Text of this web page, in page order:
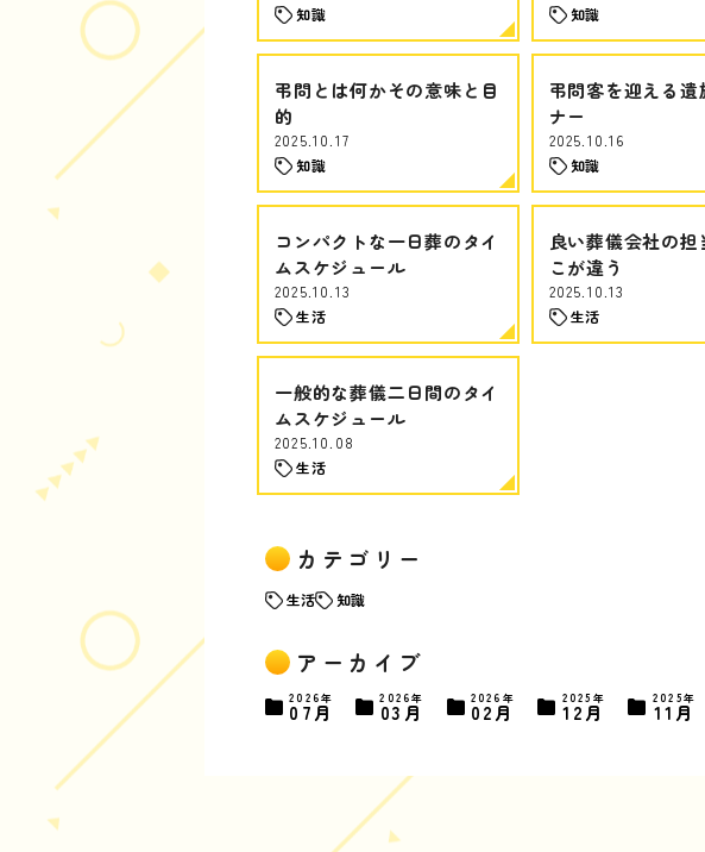
知識
知識
弔問とは何かその意味と目
的
2025.10.17
知識
弔問客を迎える遺
ナー
2025.10.16
知識
コンパクトな一日葬のタイ
ムスケジュール
2025.10.13
生活
良い葬儀会社の担
こが違う
2025.10.13
生活
一般的な葬儀二日間のタイ
ムスケジュール
2025.10.08
生活
カテゴリー
生活 知識
アーカイブ
2026年
07月
2026年
03月
2026年
02月
2025年
12月
2025年
11月